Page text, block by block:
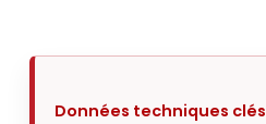
Données techniques clés